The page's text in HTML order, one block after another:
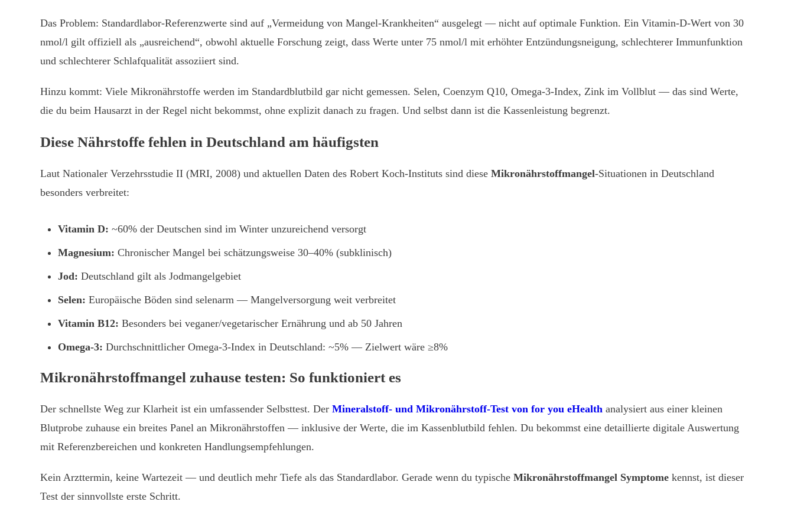
Das Problem: Standardlabor-Referenzwerte sind auf „Vermeidung von Mangel-Krankheiten“ ausgelegt — nicht auf optimale Funktion. Ein Vitamin-D-Wert von 30
nmol/l gilt offiziell als „ausreichend“, obwohl aktuelle Forschung zeigt, dass Werte unter 75 nmol/l mit erhöhter Entzündungsneigung, schlechterer Immunfunktion
und schlechterer Schlafqualität assoziiert sind.
Hinzu kommt: Viele Mikronährstoffe werden im Standardblutbild gar nicht gemessen. Selen, Coenzym Q10, Omega-3-Index, Zink im Vollblut — das sind Werte,
die du beim Hausarzt in der Regel nicht bekommst, ohne explizit danach zu fragen. Und selbst dann ist die Kassenleistung begrenzt.
Diese Nährstoffe fehlen in Deutschland am häufigsten
Laut Nationaler Verzehrsstudie II (MRI, 2008) und aktuellen Daten des Robert Koch-Instituts sind diese Mikronährstoffmangel-Situationen in Deutschland
besonders verbreitet:
Vitamin D: ~60% der Deutschen sind im Winter unzureichend versorgt
Magnesium: Chronischer Mangel bei schätzungsweise 30–40% (subklinisch)
Jod: Deutschland gilt als Jodmangelgebiet
Selen: Europäische Böden sind selenarm — Mangelversorgung weit verbreitet
Vitamin B12: Besonders bei veganer/vegetarischer Ernährung und ab 50 Jahren
Omega-3: Durchschnittlicher Omega-3-Index in Deutschland: ~5% — Zielwert wäre ≥8%
Mikronährstoffmangel zuhause testen: So funktioniert es
Der schnellste Weg zur Klarheit ist ein umfassender Selbsttest. Der Mineralstoff- und Mikronährstoff-Test von for you eHealth analysiert aus einer kleinen
Blutprobe zuhause ein breites Panel an Mikronährstoffen — inklusive der Werte, die im Kassenblutbild fehlen. Du bekommst eine detaillierte digitale Auswertung
mit Referenzbereichen und konkreten Handlungsempfehlungen.
Kein Arzttermin, keine Wartezeit — und deutlich mehr Tiefe als das Standardlabor. Gerade wenn du typische Mikronährstoffmangel Symptome kennst, ist dieser
Test der sinnvollste erste Schritt.